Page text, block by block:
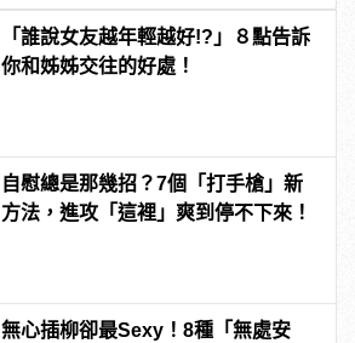
「誰說女友越年輕越好!?」８點告訴
你和姊姊交往的好處！
自慰總是那幾招？7個「打手槍」新
方法，進攻「這裡」爽到停不下來！
無心插柳卻最Sexy！8種「無處安